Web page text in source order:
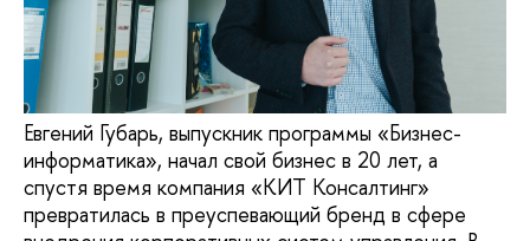
Евгений Губарь, выпускник программы «Бизнес-
информатика», начал свой бизнес в 20 лет, а
спустя время компания «КИТ Консалтинг»
превратилась в преуспевающий бренд в сфере